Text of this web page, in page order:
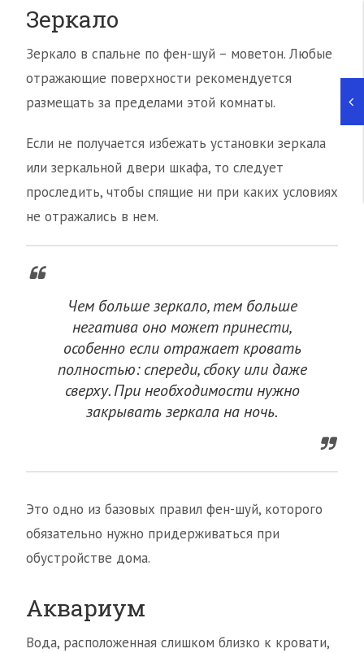
Зеркало
Зеркало в спальне по фен-шуй – моветон. Любые
отражающие поверхности рекомендуется
размещать за пределами этой комнаты.
Если не получается избежать установки зеркала
или зеркальной двери шкафа, то следует
проследить, чтобы спящие ни при каких условиях
не отражались в нем.
Чем больше зеркало, тем больше
негатива оно может принести,
особенно если отражает кровать
полностью: спереди, сбоку или даже
сверху. При необходимости нужно
закрывать зеркала на ночь.
Это одно из базовых правил фен-шуй, которого
обязательно нужно придерживаться при
обустройстве дома.
Аквариум
Вода, расположенная слишком близко к кровати,